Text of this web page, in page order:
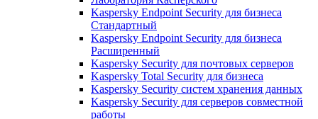
Kaspersky Endpoint Security для бизнеса
Стандартный
Kaspersky Endpoint Security для бизнеса
Расширенный
Kaspersky Security для почтовых серверов
Kaspersky Total Security для бизнеса
Kaspersky Security систем хранения данных
Kaspersky Security для серверов совместной
работы